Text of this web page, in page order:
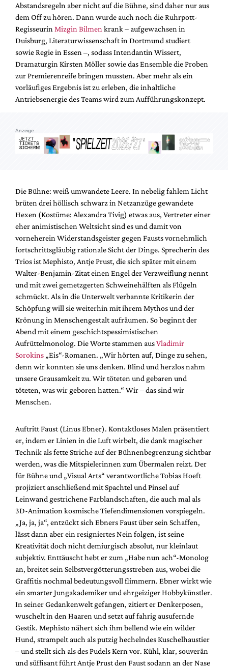
Abstandsregeln aber nicht auf die Bühne, sind daher nur aus
dem Off zu hören. Dann wurde auch noch die Ruhrpott-
Regisseurin Mizgin Bilmen krank – aufgewachsen in
Duisburg, Literaturwissenschaft in Dortmund studiert
sowie Regie in Essen –, sodass Intendantin Wissert,
Dramaturgin Kirsten Möller sowie das Ensemble die Proben
zur Premierenreife bringen mussten. Aber mehr als ein
vorläufiges Ergebnis ist zu erleben, die inhaltliche
Antriebsenergie des Teams wird zum Aufführungskonzept.
Anzeige
Die Bühne: weiß umwandete Leere. In nebelig fahlem Licht
brüten drei höllisch schwarz in Netzanzüge gewandete
Hexen (Kostüme: Alexandra Tivig) etwas aus, Vertreter einer
eher animistischen Weltsicht sind es und damit von
vorneherein Widerstandsgeister gegen Fausts vornehmlich
fortschrittsgläubig rationale Sicht der Dinge. Sprecherin des
Trios ist Mephisto, Antje Prust, die sich später mit einem
Walter-Benjamin-Zitat einen Engel der Verzweiflung nennt
und mit zwei gemetzgerten Schweinehälften als Flügeln
schmückt. Als in die Unterwelt verbannte Kritikerin der
Schöpfung will sie weiterhin mit ihrem Mythos und der
Krönung in Menschengestalt aufräumen. So beginnt der
Abend mit einem geschichtspessimistischen
Aufrüttelmonolog. Die Worte stammen ausVladimir
Sorokins „Eis“-Romanen. „Wir hörten auf, Dinge zu sehen,
denn wir konnten sie uns denken. Blind und herzlos nahm
unsere Grausamkeit zu. Wir töteten und gebaren und
töteten, was wir geboren hatten.“ Wir – das sind wir
Menschen.
Auftritt Faust (Linus Ebner). Kontaktloses Malen präsentiert
er, indem er Linien in die Luft wirbelt, die dank magischer
Technik als fette Striche auf der Bühnenbegrenzung sichtbar
werden, was die Mitspielerinnen zum Übermalen reizt. Der
für Bühne und „Visual Arts“ verantwortliche Tobias Hoeft
projiziert anschließend mit Spachtel und Pinsel auf
Leinwand gestrichene Farblandschaften, die auch mal als
3D-Animation kosmische Tiefendimensionen vorspiegeln.
„Ja, ja, ja“, entzückt sich Ebners Faust über sein Schaffen,
lässt dann aber ein resigniertes Nein folgen, ist seine
Kreativität doch nicht demiurgisch absolut, nur kleinlaut
subjektiv. Enttäuscht hebt er zum „Habe nun ach“-Monolog
an, breitet sein Selbstvergötterungsstreben aus, wobei die
Graffitis nochmal bedeutungsvoll flimmern. Ebner wirkt wie
ein smarter Jungakademiker und ehrgeiziger Hobbykünstler.
In seiner Gedankenwelt gefangen, zitiert er Denkerposen,
wuschelt in den Haaren und setzt auf fahrig ausufernde
Gestik. Mephisto nähert sich ihm bellend wie ein wilder
Hund, strampelt auch als putzig hechelndes Kuschelhaustier
– und stellt sich als des Pudels Kern vor. Kühl, klar, souverän
und süffisant führt Antje Prust den Faust sodann an der Nase